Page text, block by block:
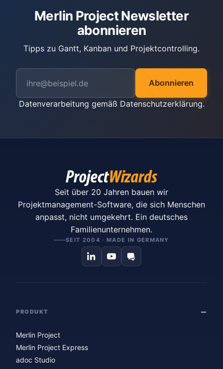
Merlin Project Newsletter
abonnieren
Tipps zu Gantt, Kanban und Projektcontrolling.
Abonnieren
Datenverarbeitung gemäß Datenschutzerklärung.
Seit über 20 Jahren bauen wir
Projektmanagement-Software, die sich Menschen
anpasst, nicht umgekehrt. Ein deutsches
Familienunternehmen.
SEIT 2004 · MADE IN GERMANY
PRODUKT
Merlin Project
Merlin Project Express
adoc Studio